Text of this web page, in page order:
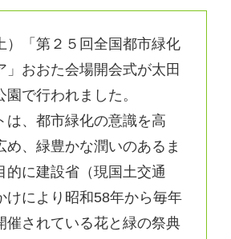
）「第２５回全国都市緑化
」おおた会場開会式が太田
で行われました。
は、都市緑化の意識を高
め、緑豊かな潤いのあるま
的に建設省（現国土交通
けにより昭和58年から毎年
催されている花と緑の祭典